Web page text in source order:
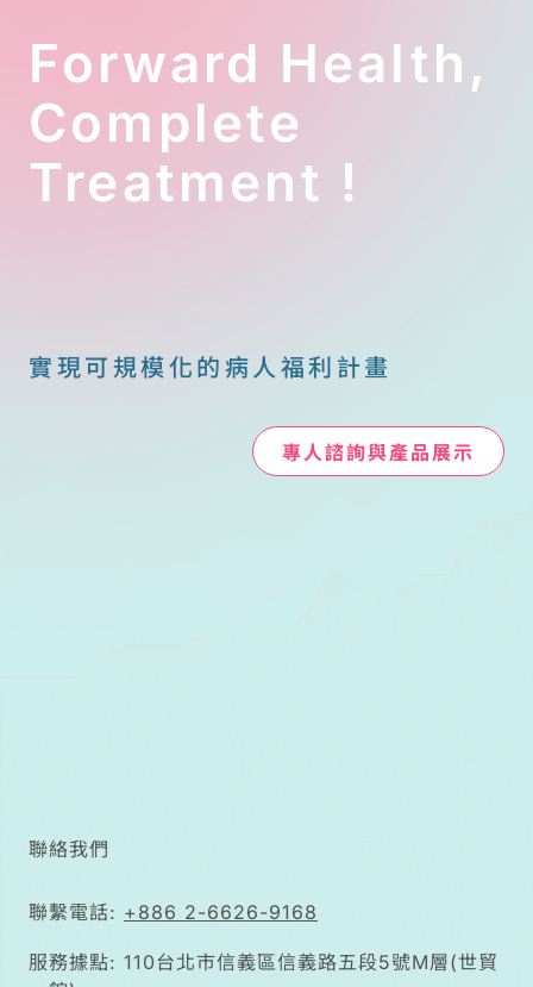
Forward Health,
Complete
Treatment !
實現可規模化的病人福利計畫
專人諮詢與產品展示
聯絡我們
聯繫電話: +886 2-6626-9168
服務據點: 110台北市信義區信義路五段5號M層(世貿